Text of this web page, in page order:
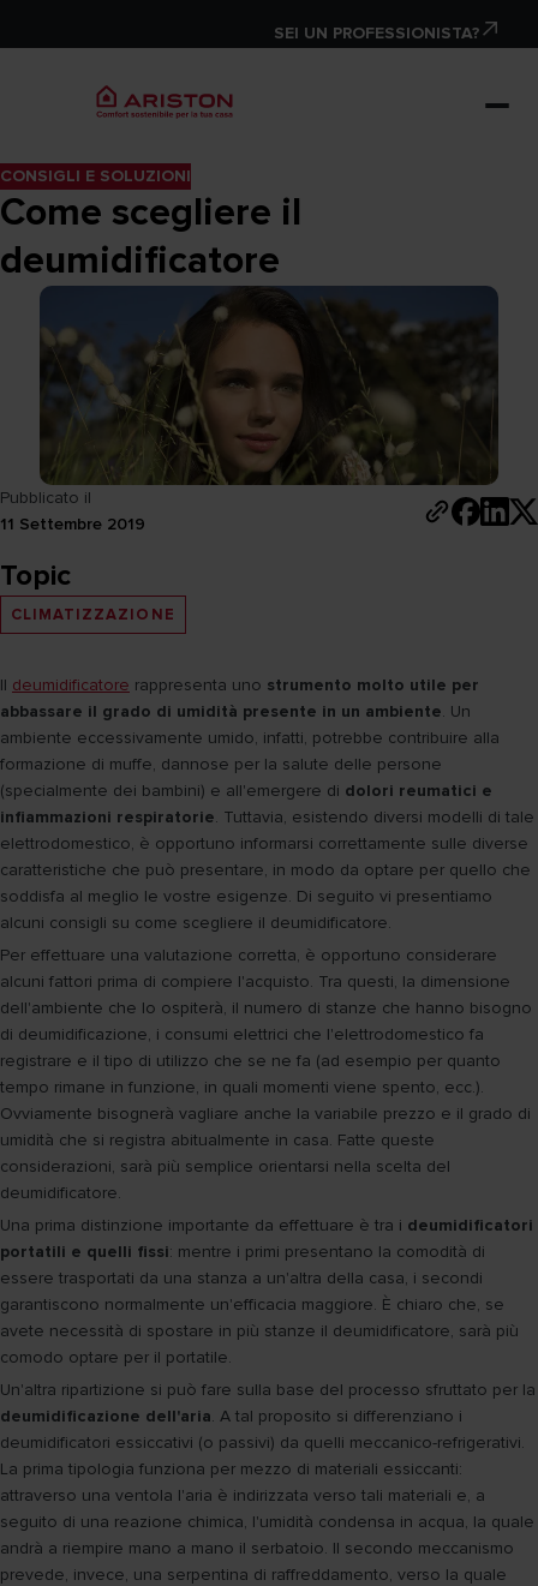
SEI UN PROFESSIONISTA?
CONSIGLI E SOLUZIONI
Come scegliere il
deumidificatore
Pubblicato il
11 Settembre 2019
Topic
CLIMATIZZAZIONE
Il deumidificatore rappresenta uno strumento molto utile per
abbassare il grado di umidità presente in un ambiente. Un
ambiente eccessivamente umido, infatti, potrebbe contribuire alla
formazione di muffe, dannose per la salute delle persone
(specialmente dei bambini) e all'emergere di dolori reumatici e
infiammazioni respiratorie. Tuttavia, esistendo diversi modelli di tale
elettrodomestico, è opportuno informarsi correttamente sulle diverse
caratteristiche che può presentare, in modo da optare per quello che
soddisfa al meglio le vostre esigenze. Di seguito vi presentiamo
alcuni consigli su come scegliere il deumidificatore.
Per effettuare una valutazione corretta, è opportuno considerare
alcuni fattori prima di compiere l'acquisto. Tra questi, la dimensione
dell'ambiente che lo ospiterà, il numero di stanze che hanno bisogno
di deumidificazione, i consumi elettrici che l'elettrodomestico fa
registrare e il tipo di utilizzo che se ne fa (ad esempio per quanto
tempo rimane in funzione, in quali momenti viene spento, ecc.).
Ovviamente bisognerà vagliare anche la variabile prezzo e il grado di
umidità che si registra abitualmente in casa. Fatte queste
considerazioni, sarà più semplice orientarsi nella scelta del
deumidificatore.
Una prima distinzione importante da effettuare è tra i deumidificatori
portatili e quelli fissi: mentre i primi presentano la comodità di
essere trasportati da una stanza a un'altra della casa, i secondi
garantiscono normalmente un'efficacia maggiore. È chiaro che, se
avete necessità di spostare in più stanze il deumidificatore, sarà più
comodo optare per il portatile.
Un'altra ripartizione si può fare sulla base del processo sfruttato per la
deumidificazione dell'aria. A tal proposito si differenziano i
deumidificatori essiccativi (o passivi) da quelli meccanico-refrigerativi.
La prima tipologia funziona per mezzo di materiali essiccanti:
attraverso una ventola l'aria è indirizzata verso tali materiali e, a
seguito di una reazione chimica, l'umidità condensa in acqua, la quale
andrà a riempire mano a mano il serbatoio. Il secondo meccanismo
prevede, invece, una serpentina di raffreddamento, verso la quale